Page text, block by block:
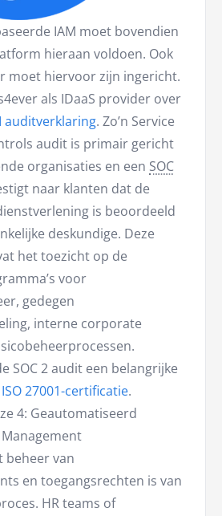
IAM moet bovendien
hieraan voldoen. Ook
moet hiervoor zijn ingericht.
als IDaaS provider over
auditverklaring. Zo’n Service
audit is primair gericht
organisaties en een SOC
naar klanten dat de
is beoordeeld
deskundige. Deze
het toezicht op de
voor
gedegen
interne corporate
SOC 2 audit een belangrijke
ISO 27001-certificatie.
4: Geautomatiseerd
beheer van
en toegangsrechten is van
HR teams of